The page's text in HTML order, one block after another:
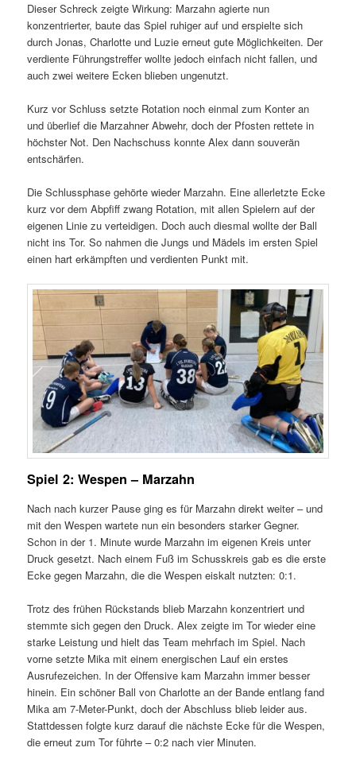
Dieser Schreck zeigte Wirkung: Marzahn agierte nun
konzentrierter, baute das Spiel ruhiger auf und erspielte sich
durch Jonas, Charlotte und Luzie erneut gute Möglichkeiten. Der
verdiente Führungstreffer wollte jedoch einfach nicht fallen, und
auch zwei weitere Ecken blieben ungenutzt.
Kurz vor Schluss setzte Rotation noch einmal zum Konter an
und überlief die Marzahner Abwehr, doch der Pfosten rettete in
höchster Not. Den Nachschuss konnte Alex dann souverän
entschärfen.
Die Schlussphase gehörte wieder Marzahn. Eine allerletzte Ecke
kurz vor dem Abpfiff zwang Rotation, mit allen Spielern auf der
eigenen Linie zu verteidigen. Doch auch diesmal wollte der Ball
nicht ins Tor. So nahmen die Jungs und Mädels im ersten Spiel
einen hart erkämpften und verdienten Punkt mit.
Spiel 2: Wespen – Marzahn
Nach nach kurzer Pause ging es für Marzahn direkt weiter – und
mit den Wespen wartete nun ein besonders starker Gegner.
Schon in der 1. Minute wurde Marzahn im eigenen Kreis unter
Druck gesetzt. Nach einem Fuß im Schusskreis gab es die erste
Ecke gegen Marzahn, die die Wespen eiskalt nutzten: 0:1.
Trotz des frühen Rückstands blieb Marzahn konzentriert und
stemmte sich gegen den Druck. Alex zeigte im Tor wieder eine
starke Leistung und hielt das Team mehrfach im Spiel. Nach
vorne setzte Mika mit einem energischen Lauf ein erstes
Ausrufezeichen. In der Offensive kam Marzahn immer besser
hinein. Ein schöner Ball von Charlotte an der Bande entlang fand
Mika am 7-Meter-Punkt, doch der Abschluss blieb leider aus.
Stattdessen folgte kurz darauf die nächste Ecke für die Wespen,
die erneut zum Tor führte – 0:2 nach vier Minuten.